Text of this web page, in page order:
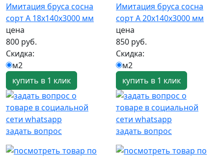
Имитация бруса сосна
сорт А 18х140х3000 мм
цена
800 руб.
Скидка:
м2
купить в 1 клик
задать вопрос
Имитация бруса сосна
сорт А 20х140х3000 мм
цена
850 руб.
Скидка:
м2
купить в 1 клик
задать вопрос